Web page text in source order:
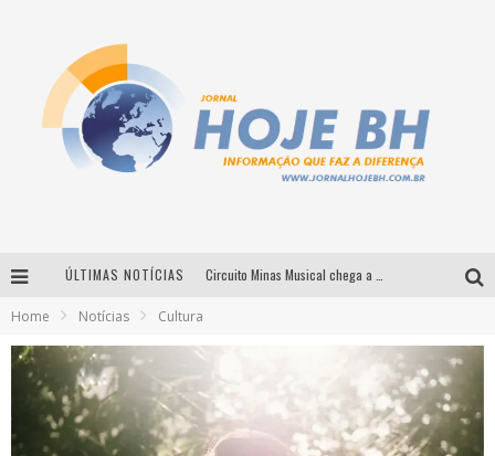
ÚLTIMAS NOTÍCIAS
Simone celebra a força feminina e sua trajetória histórica na MPB em novo show “Que mulher é essa!?” em Belo Horizonte
Milton Guedes traz turnê “Milton Canta Lulu” a Belo Horizonte
Home Notícias Cultura